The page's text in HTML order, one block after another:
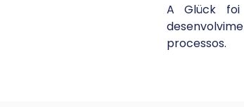
A Glück foi
processos.